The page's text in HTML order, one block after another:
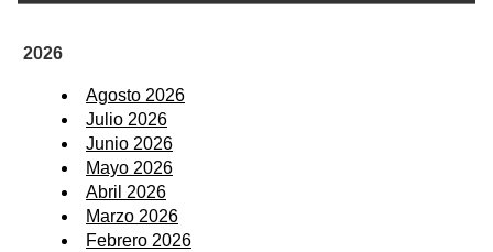
2026
Agosto 2026
Julio 2026
Junio 2026
Mayo 2026
Abril 2026
Marzo 2026
Febrero 2026